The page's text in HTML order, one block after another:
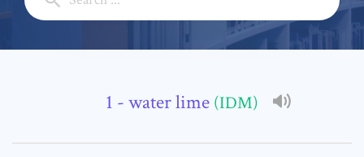
- water lime (IDM)
Subject: *
Comment: *